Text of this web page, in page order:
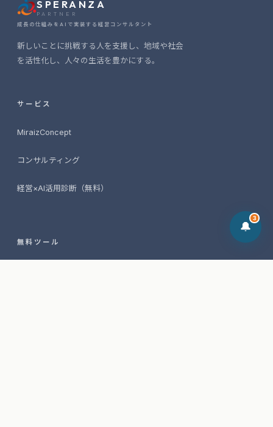
この記事の悩み、AIで診断してみません
か？
無料診断を試す → ×
SPERANZA
PARTNER
成長の仕組みをAIで実装する経営コンサルタント
新しいことに挑戦する人を支援し、地域や社会
を活性化し、人々の生活を豊かにする。
サービス
MiraizConcept
コンサルティング
経営×AI活用診断（無料）
無料ツール
🔔
3